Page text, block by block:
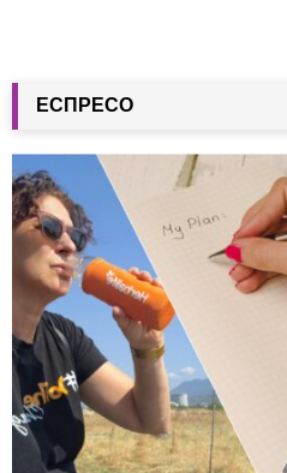
ЕСПРЕСО